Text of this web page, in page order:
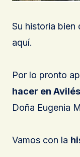
Su historia bien
aquí.
Por lo pronto
hacer en Avilés
Doña Eugenia
Vamos con la